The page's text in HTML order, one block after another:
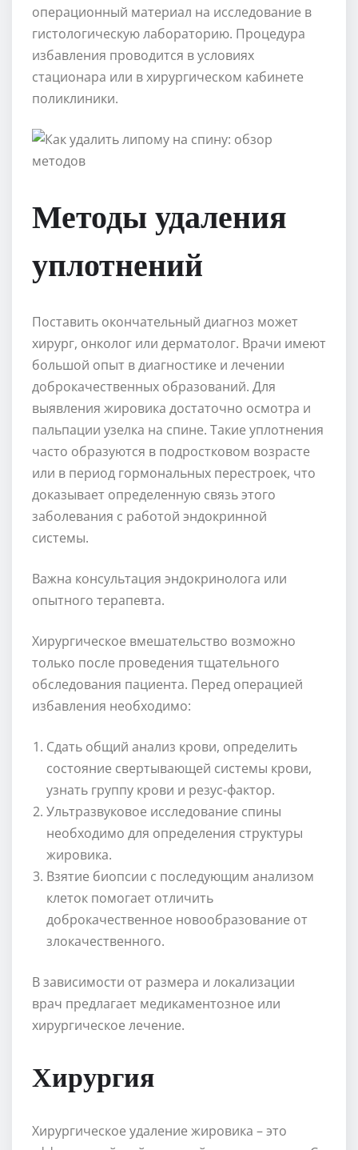
операционный материал на исследование в
гистологическую лабораторию. Процедура
избавления проводится в условиях
стационара или в хирургическом кабинете
поликлиники.
Методы удаления
уплотнений
Поставить окончательный диагноз может
хирург, онколог или дерматолог. Врачи имеют
большой опыт в диагностике и лечении
доброкачественных образований. Для
выявления жировика достаточно осмотра и
пальпации узелка на спине. Такие уплотнения
часто образуются в подростковом возрасте
или в период гормональных перестроек, что
доказывает определенную связь этого
заболевания с работой эндокринной
системы.
Важна консультация эндокринолога или
опытного терапевта.
Хирургическое вмешательство возможно
только после проведения тщательного
обследования пациента. Перед операцией
избавления необходимо:
Сдать общий анализ крови, определить
состояние свертывающей системы крови,
узнать группу крови и резус-фактор.
Ультразвуковое исследование спины
необходимо для определения структуры
жировика.
Взятие биопсии с последующим анализом
клеток помогает отличить
доброкачественное новообразование от
злокачественного.
В зависимости от размера и локализации
врач предлагает медикаментозное или
хирургическое лечение.
Хирургия
Хирургическое удаление жировика – это